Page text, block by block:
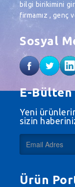
bilgi birikimini
firmamız , genç
Sosyal
E-Bülten
Yeni
sizin
Ürün